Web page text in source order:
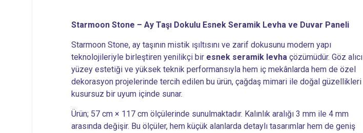
Starmoon Stone – Ay Taşı Dokulu Esnek Seramik Levha ve Duvar Paneli
Starmoon Stone, ay taşının mistik ışıltısını ve zarif dokusunu modern yapı
teknolojileriyle birleştiren yenilikçi bir esnek seramik levha çözümüdür. Göz alıcı
yüzey estetiği ve yüksek teknik performansıyla hem iç mekânlarda hem de özel
dekorasyon projelerinde tercih edilen bu ürün, çağdaş mimari ile doğal güzellikleri
kusursuz bir uyum içinde sunar.
Ürün; 57 cm × 117 cm ölçülerinde sunulmaktadır. Kalınlık aralığı 3 mm ile 4 mm
arasında değişir. Bu ölçüler, hem küçük alanlarda detaylı tasarımlar hem de geniş